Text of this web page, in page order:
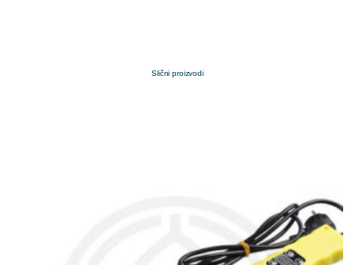
Slični proizvodi